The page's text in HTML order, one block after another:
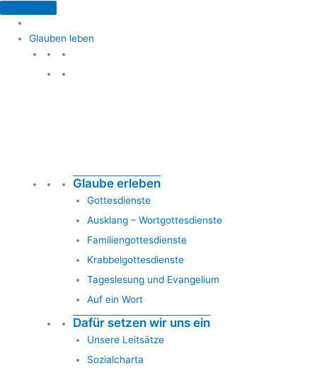
Glauben leben
Glaube erleben
Gottesdienste
Ausklang – Wortgottesdienste
Familiengottesdienste
Krabbelgottesdienste
Tageslesung und Evangelium
Auf ein Wort
Dafür setzen wir uns ein
Unsere Leitsätze
Sozialcharta